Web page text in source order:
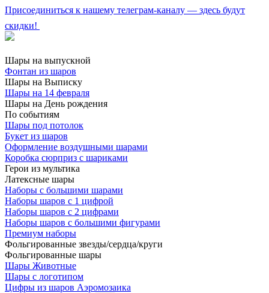
Присоединиться к нашему телеграм-каналу — здесь будут
скидки!
Шары на выпускной
Фонтан из шаров
Шары на Выписку
Шары на 14 февраля
Шары на День рождения
По событиям
Шары под потолок
Букет из шаров
Оформление воздушными шарами
Коробка сюрприз с шариками
Герои из мультика
Латексные шары
Наборы с большими шарами
Наборы шаров с 1 цифрой
Наборы шаров с 2 цифрами
Наборы шаров с большими фигурами
Премиум наборы
Фольгированные звезды/сердца/круги
Фольгированные шары
Шары Животные
Шары с логотипом
Цифры из шаров Аэромозаика